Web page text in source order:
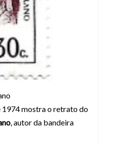
1974 mostra o retrato do
, autor da bandeira